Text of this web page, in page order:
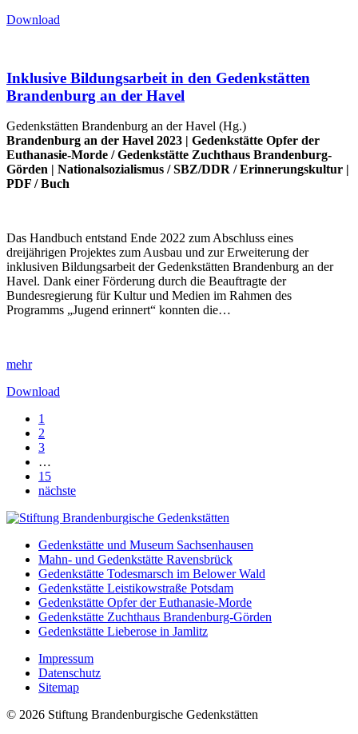
Download
Inklusive Bildungsarbeit in den Gedenkstätten
Brandenburg an der Havel
Gedenkstätten Brandenburg an der Havel (Hg.)
Brandenburg an der Havel 2023 | Gedenkstätte Opfer der
Euthanasie-Morde /Gedenkstätte Zuchthaus Brandenburg-
Görden | Nationalsozialismus /SBZ/DDR /Erinnerungskultur |
PDF /Buch
Das Handbuch entstand Ende 2022 zum Abschluss eines
dreijährigen Projektes zum Ausbau und zur Erweiterung der
inklusiven Bildungsarbeit der Gedenkstätten Brandenburg an der
Havel. Dank einer Förderung durch die Beauftragte der
Bundesregierung für Kultur und Medien im Rahmen des
Programms „Jugend erinnert“ konnten die…
mehr
Download
1
2
3
…
15
nächste
Gedenkstätte und Museum Sachsenhausen
Mahn- und Gedenkstätte Ravensbrück
Gedenkstätte Todesmarsch im Belower Wald
Gedenkstätte Leistikowstraße Potsdam
Gedenkstätte Opfer der Euthanasie-Morde
Gedenkstätte Zuchthaus Brandenburg-Görden
Gedenkstätte Lieberose in Jamlitz
Impressum
Datenschutz
Sitemap
© 2026 Stiftung Brandenburgische Gedenkstätten